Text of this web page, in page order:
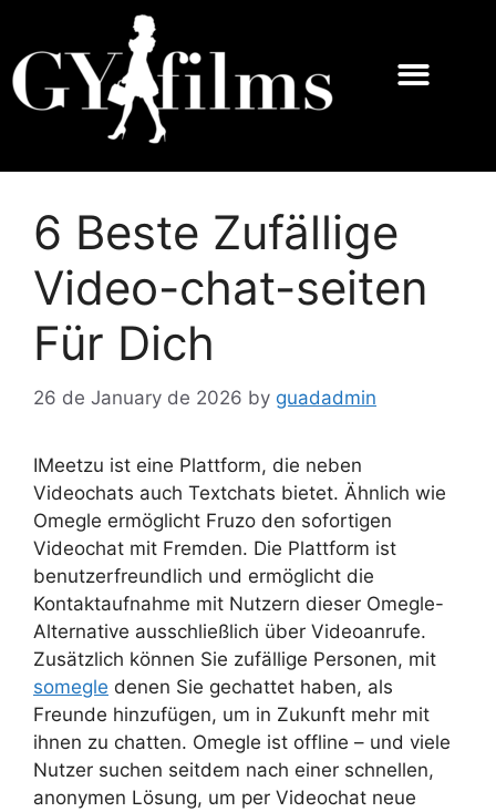
6 Beste Zufällige
Video-chat-seiten
Für Dich
26 de January de 2026 by guadadmin
IMeetzu ist eine Plattform, die neben
Videochats auch Textchats bietet. Ähnlich wie
Omegle ermöglicht Fruzo den sofortigen
Videochat mit Fremden. Die Plattform ist
benutzerfreundlich und ermöglicht die
Kontaktaufnahme mit Nutzern dieser Omegle-
Alternative ausschließlich über Videoanrufe.
Zusätzlich können Sie zufällige Personen, mit
somegle denen Sie gechattet haben, als
Freunde hinzufügen, um in Zukunft mehr mit
ihnen zu chatten. Omegle ist offline – und viele
Nutzer suchen seitdem nach einer schnellen,
anonymen Lösung, um per Videochat neue